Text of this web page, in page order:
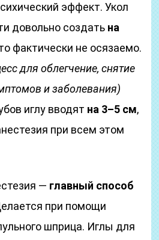
эффект. Укол
довольно создать на
фактически не осязаемо.
для облегчение, снятие
и заболевания)
иглу вводят на 3–5 см,
при всем этом
— главный способ
при помощи
шприца. Иглы для